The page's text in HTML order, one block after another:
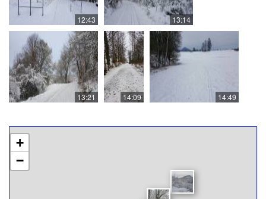
12:43 13:14
13:21 14:09 14:49
+
−